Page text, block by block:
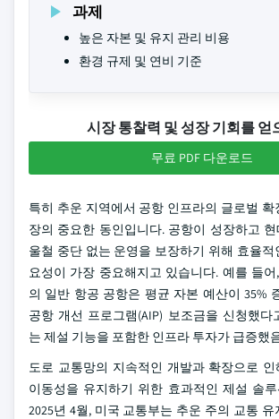
과제
높은 자본 및 유지 관리 비용
환경 규제 및 연비 기준
시장 통찰력 및 성장 기회를 얻
무료 PDF 다운로드
특히 추운 지역에서 공항 인프라의 글로벌 확
장의 중요한 동인입니다. 공항이 성장하고
울철 중단 없는 운영을 보장하기 위해 효율적
요성이 가장 중요해지고 있습니다. 예를 들어
의 일반 항공 공항은 평균 자본 예산이 35%
공항 개선 프로그램(AIP) 보조금을 신청했다
는 제설 기능을 포함한 인프라 투자가 급증했
도로 교통망의 지속적인 개발과 확장으로
이동성을 유지하기 위한 효과적인 제설 솔
2025년 4월, 미국 교통부는 추운 주의 교통